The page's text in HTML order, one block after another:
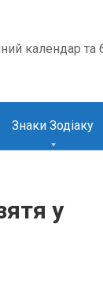
календар та
Знаки Зодіаку
у